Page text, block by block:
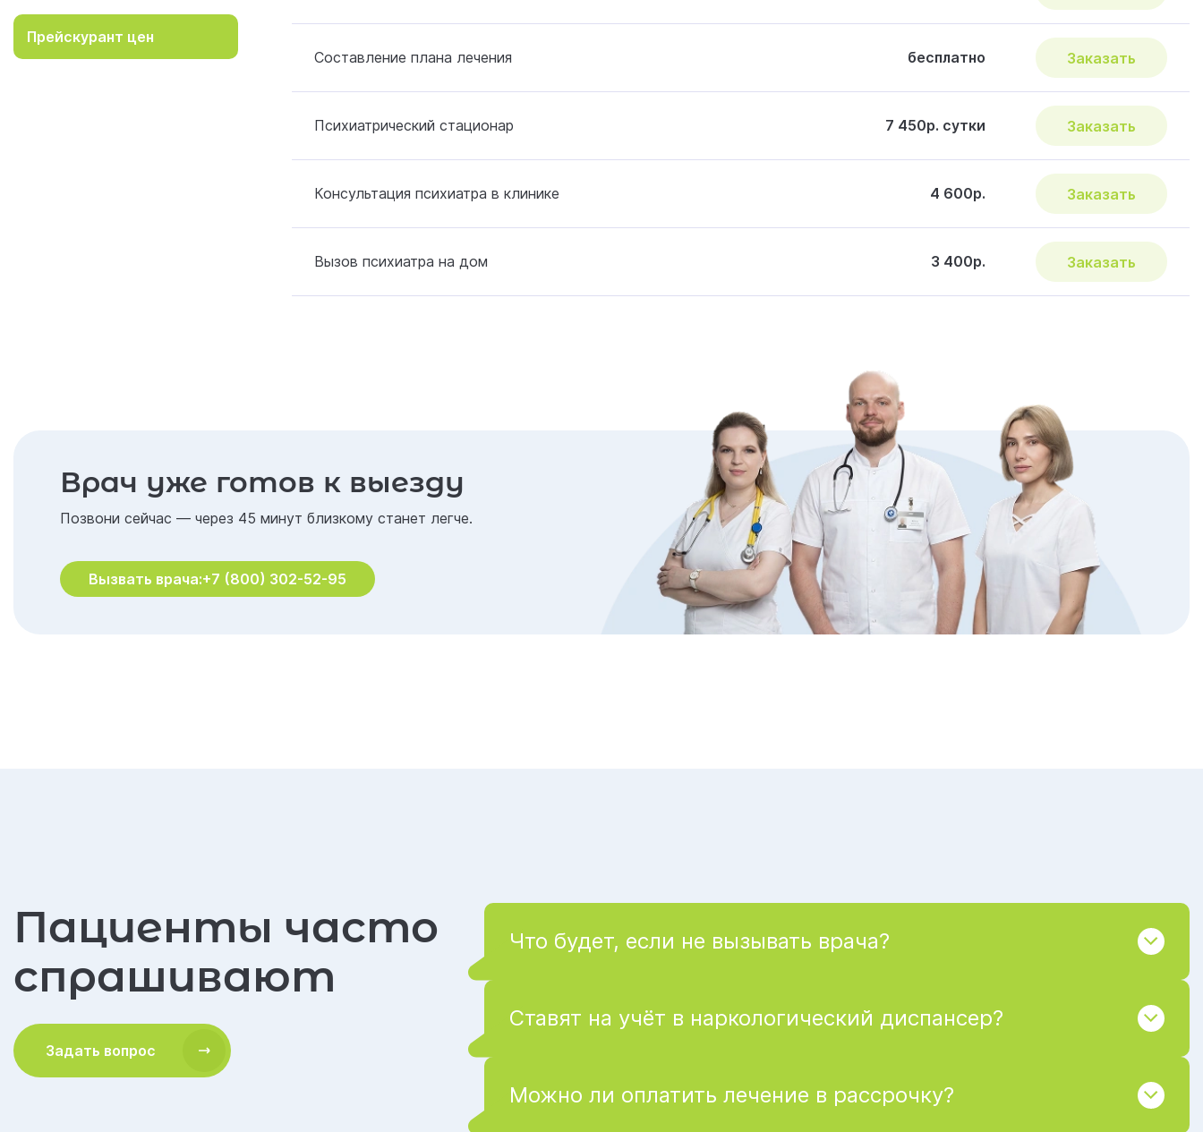
Прейскурант цен
Составление плана лечения бесплатно Заказать
Психиатрический стационар 7 450р. сутки Заказать
Консультация психиатра в клинике 4 600р. Заказать
Вызов психиатра на дом 3 400р. Заказать
Врач уже готов к выезду
Позвони сейчас — через 45 минут близкому станет легче.
Вызвать врача:+7 (800) 302-52-95
Пациенты часто
спрашивают
Задать вопрос
Что будет, если не вызывать врача?
Ставят на учёт в наркологический диспансер?
Можно ли оплатить лечение в рассрочку?